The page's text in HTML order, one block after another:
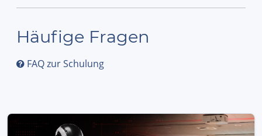
Häufige Fragen
FAQ zur Schulung